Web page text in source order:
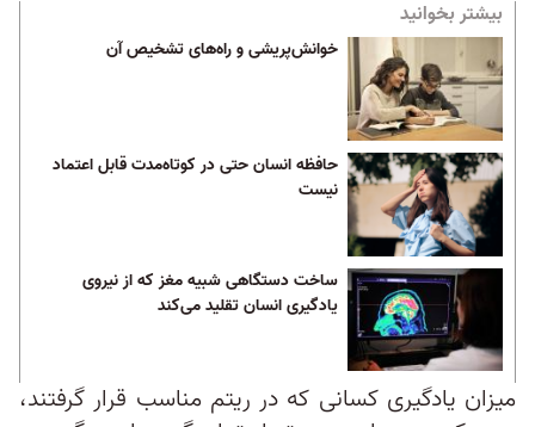
بیشتر بخوانید
خوانش‌پریشی و راه‌های تشخیص آن
حافظه انسان حتی در کوتاه‌مدت قابل اعتماد
نیست
ساخت دستگاهی شبیه مغز که از نیروی
یادگیری انسان تقلید می‌کند
میزان یادگیری کسانی که در ریتم مناسب قرار گرفتند،